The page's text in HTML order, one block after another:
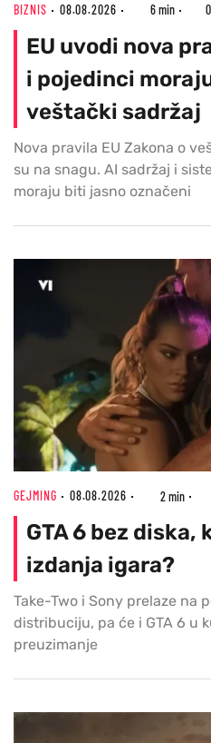
BIZNIS 08.08.2026 6 min 0
EU uvodi nova
i pojedinci
veštački sadržaj
Nova pravila EU Zakona o
su na snagu. AI sadržaj i
moraju biti jasno označeni
GEJMING 08.08.2026 2 min
GTA 6 bez
izdanja igara?
Take-Two i Sony prelaze na
distribuciju, pa će i GTA 6 u
preuzimanje